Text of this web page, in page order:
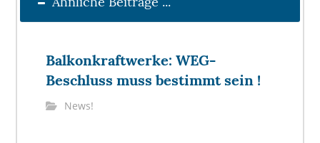
Balkonkraftwerke: WEG-
Beschluss muss bestimmt sein !
News!